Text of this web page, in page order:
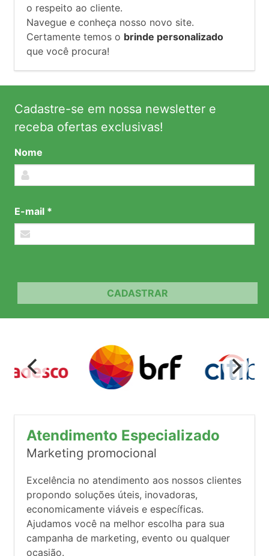
o respeito ao cliente.
Navegue e conheça nosso novo site.
Certamente temos o brinde personalizado
que você procura!
Cadastre-se em nossa newsletter e
receba ofertas exclusivas!
Nome
E-mail *
CADASTRAR
Atendimento Especializado
Marketing promocional
Excelência no atendimento aos nossos clientes
propondo soluções úteis, inovadoras,
economicamente viáveis e específicas.
Ajudamos você na melhor escolha para sua
campanha de marketing, evento ou qualquer
ocasião.